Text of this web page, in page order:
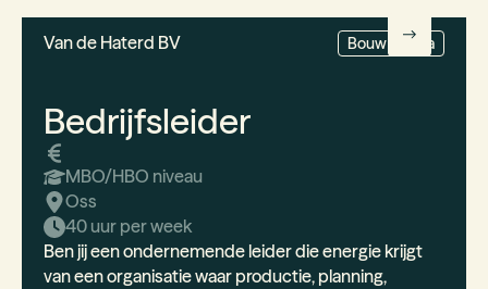
Van de Haterd BV Bouw & Infra
Bedrijfsleider
MBO/HBO niveau
Oss
40 uur per week
Ben jij een ondernemende leider die energie krijgt
van een organisatie waar productie, planning,